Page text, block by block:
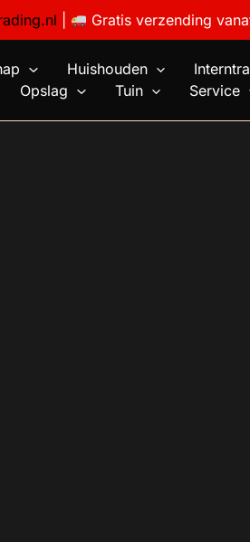
Gratis verzending
Huishouden
Opslag Tuin Service